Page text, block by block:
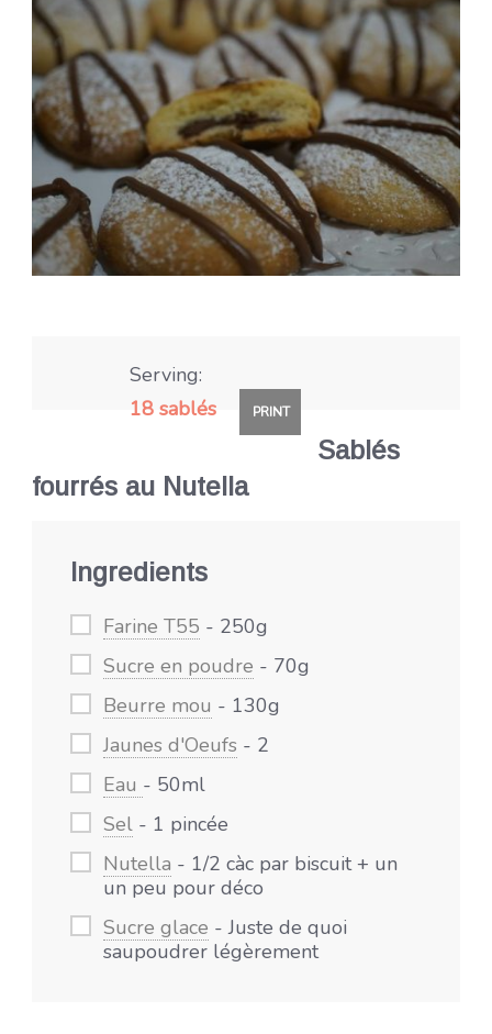
Serving:
18 sablés
PRINT
Sablés
fourrés au Nutella
Ingredients
Farine T55 - 250g
Sucre en poudre - 70g
Beurre mou - 130g
Jaunes d'Oeufs - 2
Eau - 50ml
Sel - 1 pincée
Nutella - 1/2 càc par biscuit + un
un peu pour déco
Sucre glace - Juste de quoi
saupoudrer légèrement